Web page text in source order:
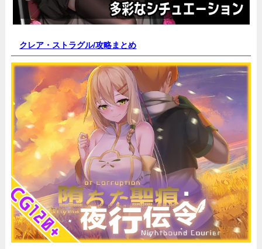
クレア・ストラグル/攻略まとめ